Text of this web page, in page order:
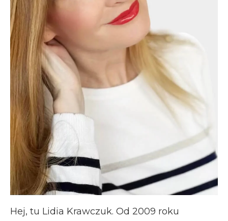
Hej, tu Lidia Krawczuk. Od 2009 roku